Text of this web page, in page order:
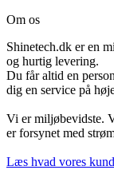
Om os
Shinetech.dk er en
og hurtig levering.
Du får altid en
dig en service på
Vi er miljøbevidste.
er forsynet med
Læs hvad vores